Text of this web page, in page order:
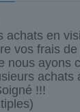
achats en
vos frais de
nous ayons
achats
!!!